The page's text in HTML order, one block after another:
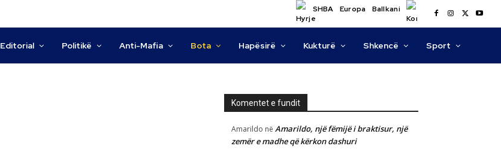
SHBA Europa Ballkani
Editorial Politikë Anti-Mafia Bota Hapësirë Kukturë Shkencë Sport
Komentet e fundit
Amarildo në Amarildo, një fëmijë i braktisur, një
zemër e madhe që kërkon dashuri